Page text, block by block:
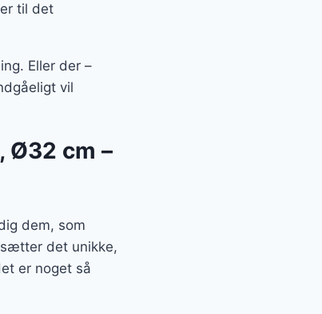
til det
Eller der –
vil
Ø32 cm –
dem, som
det unikke,
er noget så